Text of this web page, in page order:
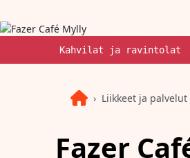
Kahvilat ja ravintolat
Liikkeet ja palvelut
Fazer